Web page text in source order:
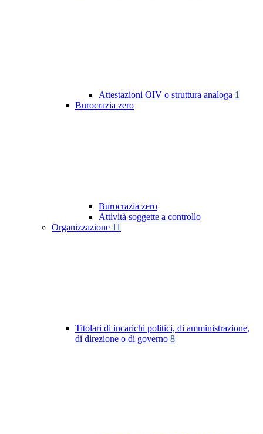
Attestazioni OIV o struttura analoga 1
Burocrazia zero
Burocrazia zero
Attività soggette a controllo
Organizzazione 11
Titolari di incarichi politici, di amministrazione,
di direzione o di governo 8